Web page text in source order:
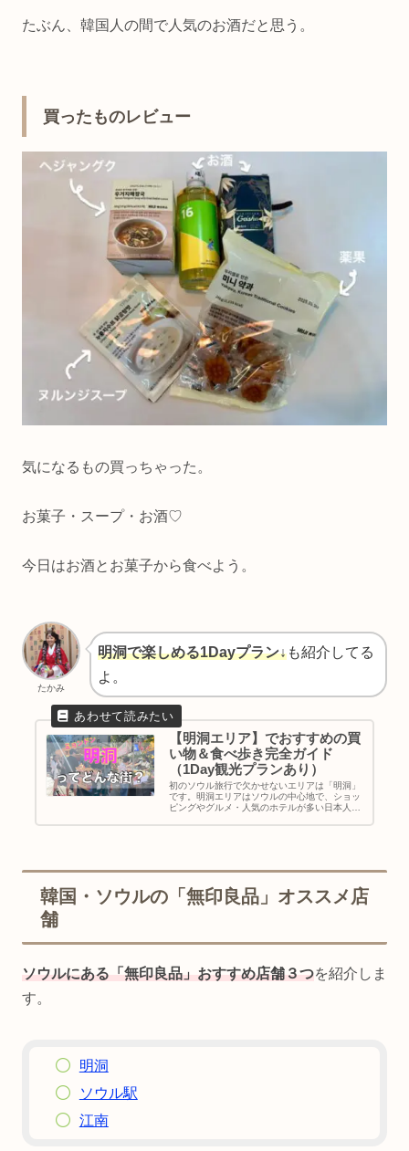
たぶん、韓国人の間で人気のお酒だと思う。
買ったものレビュー
気になるもの買っちゃった。
お菓子・スープ・お酒♡
今日はお酒とお菓子から食べよう。
たかみ
明洞で楽しめる1Dayプラン↓も紹介してる
よ。
【明洞エリア】でおすすめの買
い物＆食べ歩き完全ガイド
（1Day観光プランあり）
初のソウル旅行で欠かせないエリアは「明洞」
です。明洞エリアはソウルの中心地で、ショッ
ピングやグルメ・人気のホテルが多い日本人に
韓国・ソウルの「無印良品」オススメ店
舗
ソウルにある「無印良品」おすすめ店舗３つを紹介しま
す。
明洞
ソウル駅
江南